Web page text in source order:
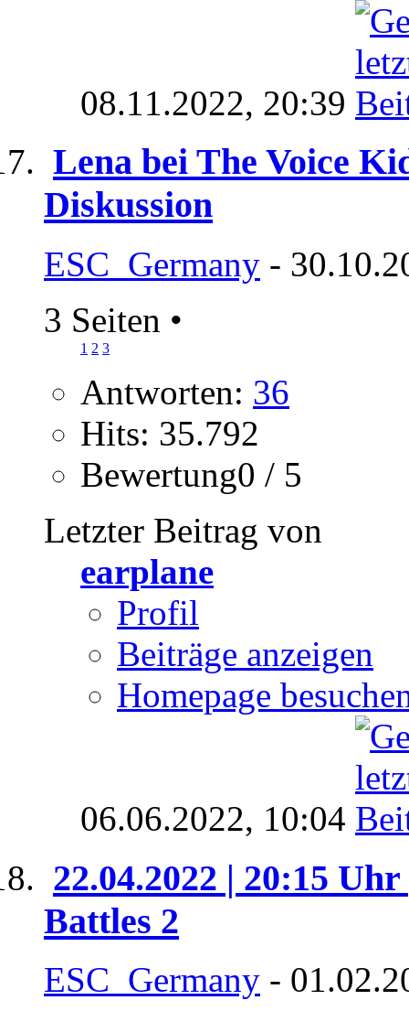
08.11.2022, 20:39
Lena bei The Voice
Diskussion
ESC_Germany -
3 Seiten •
1 2 3
Antworten: 36
Hits: 35.792
Bewertung0 / 5
Letzter Beitrag von
earplane
Profil
Beiträge anzeigen
Homepage
06.06.2022, 10:04
22.04.2022 | 20:15
Battles 2
ESC_Germany -